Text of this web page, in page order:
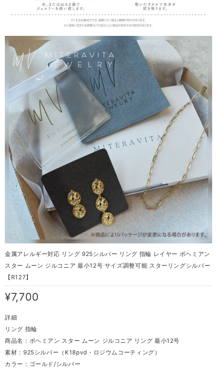
金属アレルギー対応 リング 925シルバー リング 指輪 レイヤー ボヘミアン
スター ムーン ジルコニア 最小12号 サイズ調整可能 スターリングシルバー
【R127】
¥7,700
詳細
リング 指輪
商品名：ボヘミアン スター ムーン ジルコニア リング 最小12号
素材：925シルバー（K18pvd・ロジウムコーティング）
カラー：ゴールド/シルバー